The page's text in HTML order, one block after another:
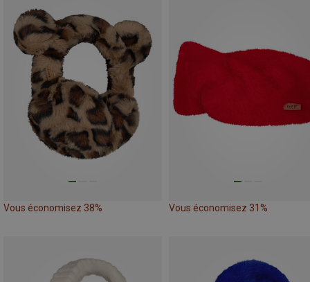
Vous économisez 38% Vous économisez 31%